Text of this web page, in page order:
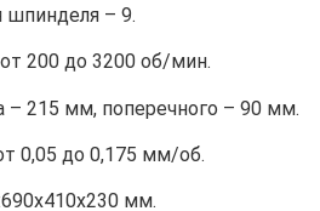
шпинделя – 9.
200 до 3200 об/мин.
– 215 мм, поперечного – 90 мм.
0,05 до 0,175 мм/об.
мм.